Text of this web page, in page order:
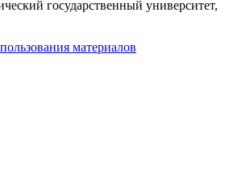
государственный университет,
материалов